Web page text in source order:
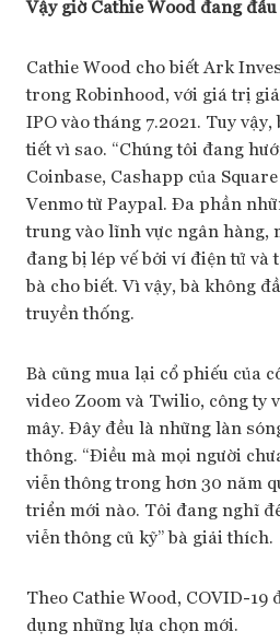
Vậy giờ Cathie Wood đang
Cathie Wood cho biết Ark
trong Robinhood, với giá trị
IPO vào tháng 7.2021. Tuy
tiết vì sao. “Chúng tôi đang
Coinbase, Cashapp của
Venmo từ Paypal. Đa phần
trung vào lĩnh vực ngân hàng,
đang bị lép vế bởi ví điện tử
bà cho biết. Vì vậy, bà không
truyền thống.
Bà cũng mua lại cổ phiếu của
video Zoom và Twilio, công ty
mây. Đây đều là những làn
thông. “Điều mà mọi người
viễn thông trong hơn 30 năm
triển mới nào. Tôi đang nghĩ
viễn thông cũ kỹ” bà giải thích.
Theo Cathie Wood, COVID-19
dụng những lựa chọn mới.